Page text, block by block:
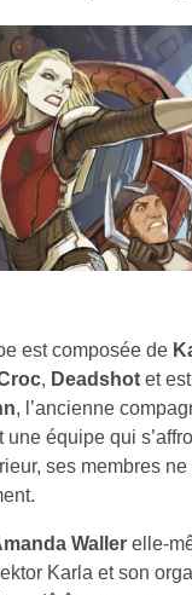
est composée de
, Deadshot et
, l’ancienne
équipe qui
ses membres
Waller elle-
Karla et son